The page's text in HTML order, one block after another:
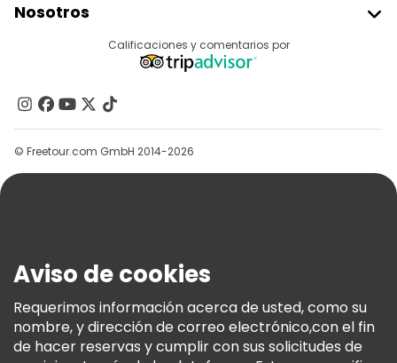
Acceder Como Proveedor
Programa De Afiliados
Nosotros
Contacto
Grupos
Ayuda
Términos E Información Legal
Política De Cookies
Freetour Premios
Programa De Fidelidad
Calificaciones y comentarios por
© Freetour.com GmbH 2014-2026
Aviso de cookies
Requerimos información acerca de usted, como su
nombre, y dirección de correo electrónico,con el fin
de hacer reservas y cumplir con sus solicitudes de